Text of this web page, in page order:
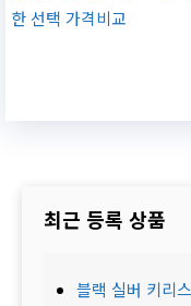
한 선택 가격비교
최근 등록 상품
블랙 실버 키리